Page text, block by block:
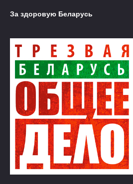
За здоровую Беларусь